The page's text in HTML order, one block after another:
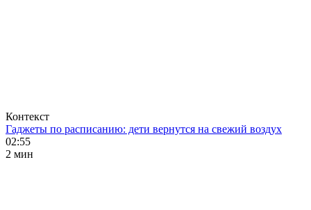
Контекст
Гаджеты по расписанию: дети вернутся на свежий воздух
02:55
2 мин